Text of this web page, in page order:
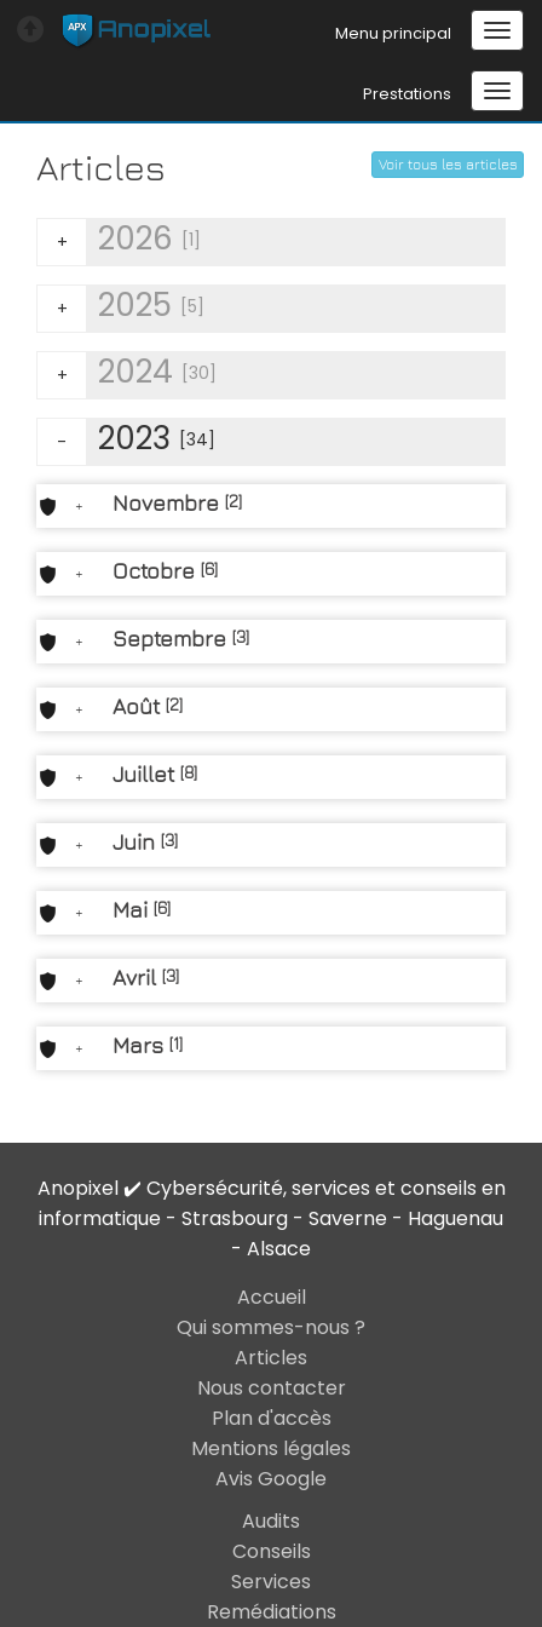
Menu principal
Prestations
Articles Voir tous les articles
+ 2026 [1]
+ 2025 [5]
+ 2024 [30]
- 2023 [34]
+ Novembre [2]
+ Octobre [6]
+ Septembre [3]
+ Août [2]
+ Juillet [8]
+ Juin [3]
+ Mai [6]
+ Avril [3]
+ Mars [1]
Anopixel ✔️ Cybersécurité, services et conseils en
informatique - Strasbourg - Saverne - Haguenau
- Alsace
Accueil
Qui sommes-nous ?
Articles
Nous contacter
Plan d'accès
Mentions légales
Avis Google
Audits
Conseils
Services
Remédiations